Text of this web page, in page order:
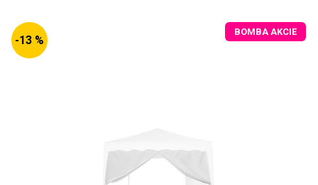
-13 %
BOMBA AKCIE